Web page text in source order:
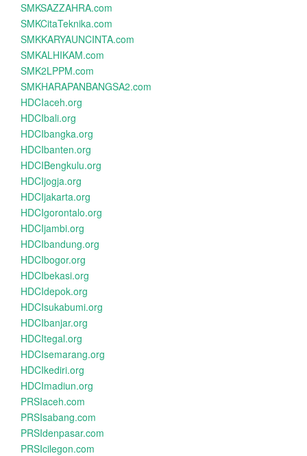
SMKSAZZAHRA.com
SMKCitaTeknika.com
SMKKARYAUNCINTA.com
SMKALHIKAM.com
SMK2LPPM.com
SMKHARAPANBANGSA2.com
HDCIaceh.org
HDCIbali.org
HDCIbangka.org
HDCIbanten.org
HDCIBengkulu.org
HDCIjogja.org
HDCIjakarta.org
HDCIgorontalo.org
HDCIjambi.org
HDCIbandung.org
HDCIbogor.org
HDCIbekasi.org
HDCIdepok.org
HDCIsukabumi.org
HDCIbanjar.org
HDCItegal.org
HDCIsemarang.org
HDCIkediri.org
HDCImadiun.org
PRSIaceh.com
PRSIsabang.com
PRSIdenpasar.com
PRSIcilegon.com